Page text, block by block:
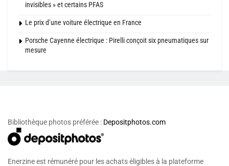
invisibles » et certains PFAS
Le prix d’une voiture électrique en France
Porsche Cayenne électrique : Pirelli conçoit six pneumatiques sur
mesure
Bibliothèque photos préférée : Depositphotos.com
Enerzine est rémunéré pour les achats éligibles à la plateforme